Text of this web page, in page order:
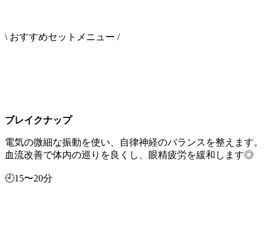
\ おすすめセットメニュー /
ブレイクナップ
電気の微細な振動を使い、自律神経のバランスを整えます。
血流改善で体内の巡りを良くし、眼精疲労を緩和します◎
🕘15〜20分